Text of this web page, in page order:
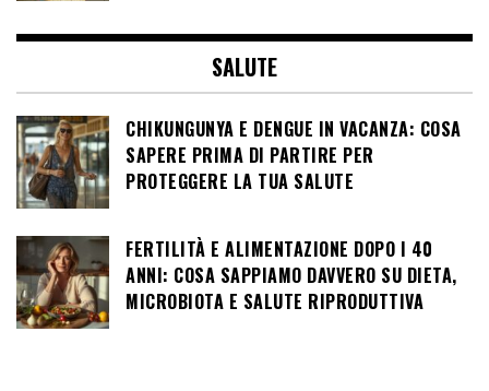
SALUTE
CHIKUNGUNYA E DENGUE IN VACANZA: COSA
SAPERE PRIMA DI PARTIRE PER
PROTEGGERE LA TUA SALUTE
FERTILITÀ E ALIMENTAZIONE DOPO I 40
ANNI: COSA SAPPIAMO DAVVERO SU DIETA,
MICROBIOTA E SALUTE RIPRODUTTIVA